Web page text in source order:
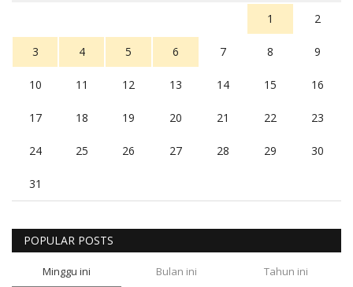
1
2
3 4 5 6 7 8 9
10 11 12 13 14 15 16
17 18 19 20 21 22 23
24 25 26 27 28 29 30
31
POPULAR POSTS
Minggu ini Bulan ini Tahun ini